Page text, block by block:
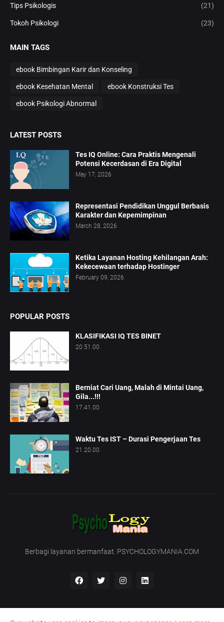
Tips Psikologis (21)
Tokoh Psikologi (23)
MAIN TAGS
ebook Bimbingan Karir dan Konseling
ebook Kesehatan Mental ebook Konstruksi Tes
ebook Psikologi Abnormal
LATEST POSTS
Tes IQ Online: Cara Praktis Mengenali
Potensi Kecerdasan di Era Digital
May 17, 2026
Representasi Pendidikan Unggul Berbasis
Karakter dan Kepemimpinan
March 28, 2026
Ketika Layanan Hosting Kehilangan Arah:
Kekecewaan terhadap Hostinger
February 09, 2026
POPULAR POSTS
KLASIFIKASI IQ TES BINET
20.51.00
Berniat Cari Uang, Malah di Mintai Uang,
Gila...!!!
17.41.00
Waktu Tes IST – Durasi Pengerjaan Tes
21.20.00
Berbagi layanan bermanfaat. PSYCHOLOGYMANIA.COM